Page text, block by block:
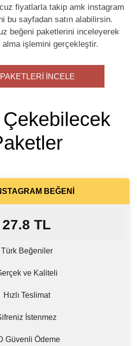
fiyatlarla takip amk instagram
bu sayfadan satın alabilirsin.
beğeni paketlerini inceleyerek
alma işlemini gerçekleştir.
İNCELE
BEĞENI
27.8 TL
Türk Beğeniler
ve Kaliteli
Hızlı Teslimat
İstenmez
Güvenli Ödeme